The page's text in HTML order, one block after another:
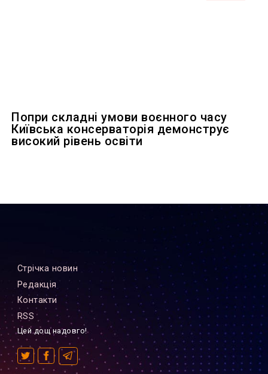
Попри складні умови воєнного часу
Київська консерваторія демонструє
високий рівень освіти
Стрiчка новин
Редакцiя
Контакти
RSS
Цей дощ надовго!